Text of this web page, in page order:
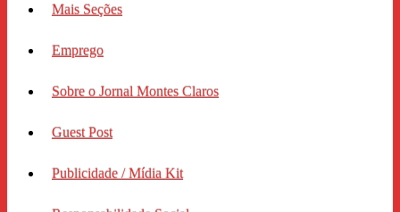
Mais Seções
Emprego
Sobre o Jornal Montes Claros
Guest Post
Publicidade / Mídia Kit